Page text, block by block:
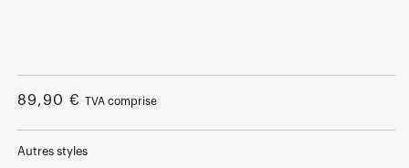
le
média
1
une
fenêtre
modale
Prix
89,90 € TVA comprise
Autres styles